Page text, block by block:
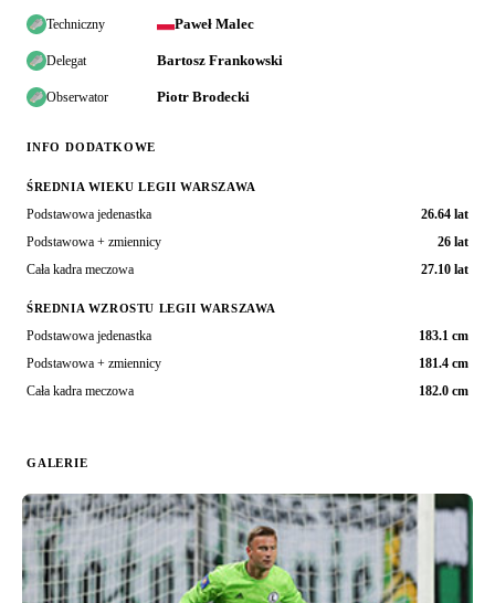
Techniczny Paweł Malec
Delegat Bartosz Frankowski
Obserwator Piotr Brodecki
INFO DODATKOWE
ŚREDNIA WIEKU LEGII WARSZAWA
Podstawowa jedenastka
26.64 lat
Podstawowa + zmiennicy
26 lat
Cała kadra meczowa
27.10 lat
ŚREDNIA WZROSTU LEGII WARSZAWA
Podstawowa jedenastka
183.1 cm
Podstawowa + zmiennicy
181.4 cm
Cała kadra meczowa
182.0 cm
GALERIE